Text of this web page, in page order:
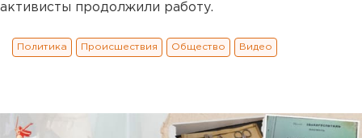
активисты продолжили работу.
Политика Происшествия Общество Видео